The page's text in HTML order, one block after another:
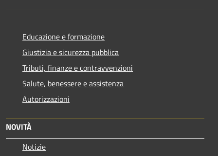
Educazione e formazione
Giustizia e sicurezza pubblica
Tributi, finanze e contravvenzioni
Salute, benessere e assistenza
Autorizzazioni
NOVITÀ
Notizie